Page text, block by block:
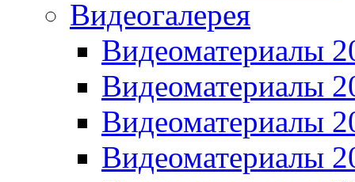
Видеогалерея
Видеоматериалы
Видеоматериалы
Видеоматериалы
Видеоматериалы